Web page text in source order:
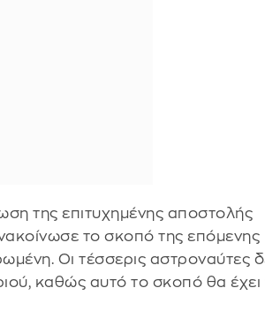
της επιτυχημένης αποστολής
το σκοπό της επόμενης
Οι τέσσερις αστροναύτες
καθώς αυτό το σκοπό θα έχει